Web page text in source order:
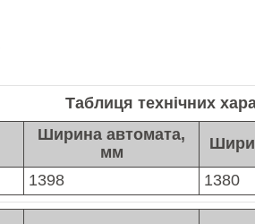
Таблиця технічних
Ширина автомата,
мм
1398 1380